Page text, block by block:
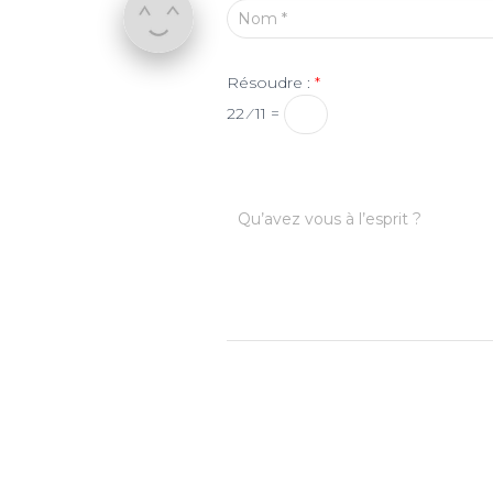
Nom *
Résoudre : *
22 ⁄ 11 =
Qu’avez vous à l’esprit ?